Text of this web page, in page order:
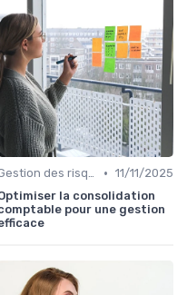
Gestion des risques & résilience • 11/11/2025
la consolidation
pour une gestion